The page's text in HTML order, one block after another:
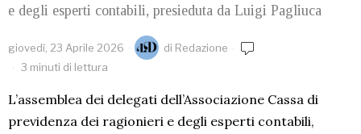
e degli esperti contabili, presieduta da Luigi Pagliuca
giovedì, 23 Aprile 2026 di Redazione
3 minuti di lettura
L’assemblea dei delegati dell’Associazione Cassa di
previdenza dei ragionieri e degli esperti contabili,